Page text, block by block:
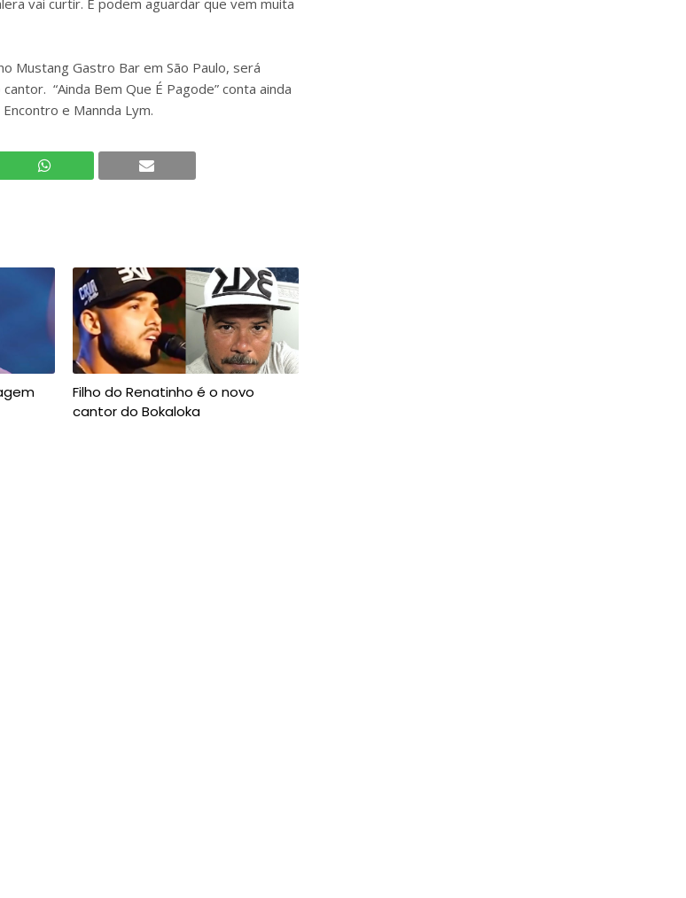
vai curtir. E podem aguardar que vem muita
Mustang Gastro Bar em São Paulo, será
“Ainda Bem Que É Pagode” conta ainda
e Mannda Lym.
Filho do Renatinho é o novo
cantor do Bokaloka